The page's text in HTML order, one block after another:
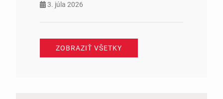
3. júla 2026
ZOBRAZIŤ VŠETKY